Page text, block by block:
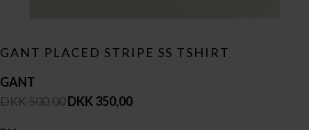
GANT PLACED STRIPE SS TSHIRT
GANT
DKK 500,00DKK 350,00